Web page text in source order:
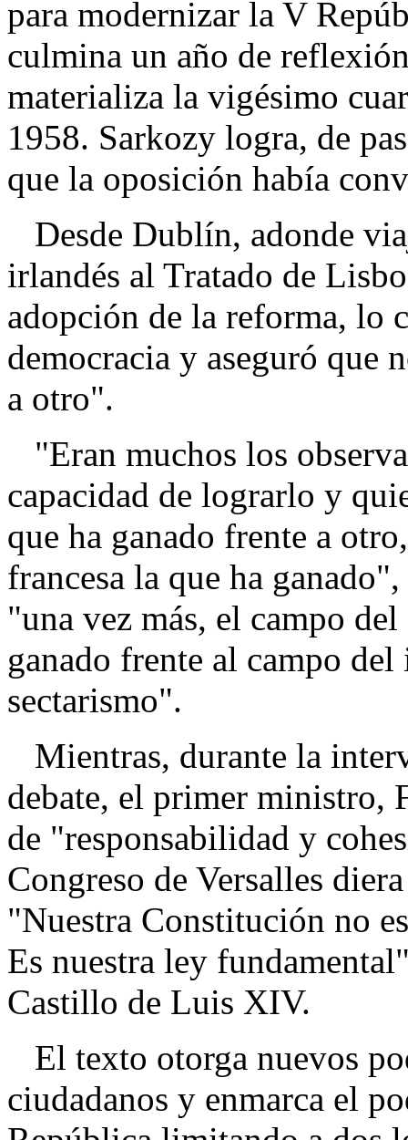
para modernizar la V
culmina un año de
materializa la vigésimo
1958. Sarkozy logra, de
que la oposición había
Desde Dublín, adonde
irlandés al Tratado de
adopción de la reforma, lo
democracia y aseguró que
a otro".
"Eran muchos los
capacidad de lograrlo y
que ha ganado frente a
francesa la que ha
"una vez más, el campo
ganado frente al campo
sectarismo".
Mientras, durante la
debate, el primer ministro,
de "responsabilidad y
Congreso de Versalles
"Nuestra Constitución no
Es nuestra ley
Castillo de Luis XIV.
El texto otorga nuevos
ciudadanos y enmarca el